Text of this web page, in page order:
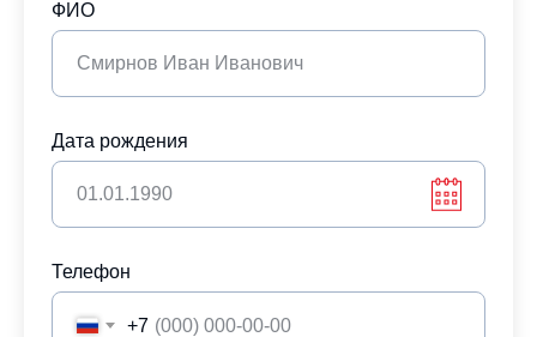
ФИО
Дата рождения
Телефон
+7